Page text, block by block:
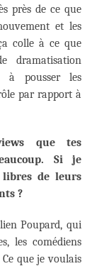
près de ce que
et les
colle à ce que
dramatisation
à pousser les
par rapport à
que tes
Si je
libres de leurs
?
Poupard, qui
les comédiens
que je voulais